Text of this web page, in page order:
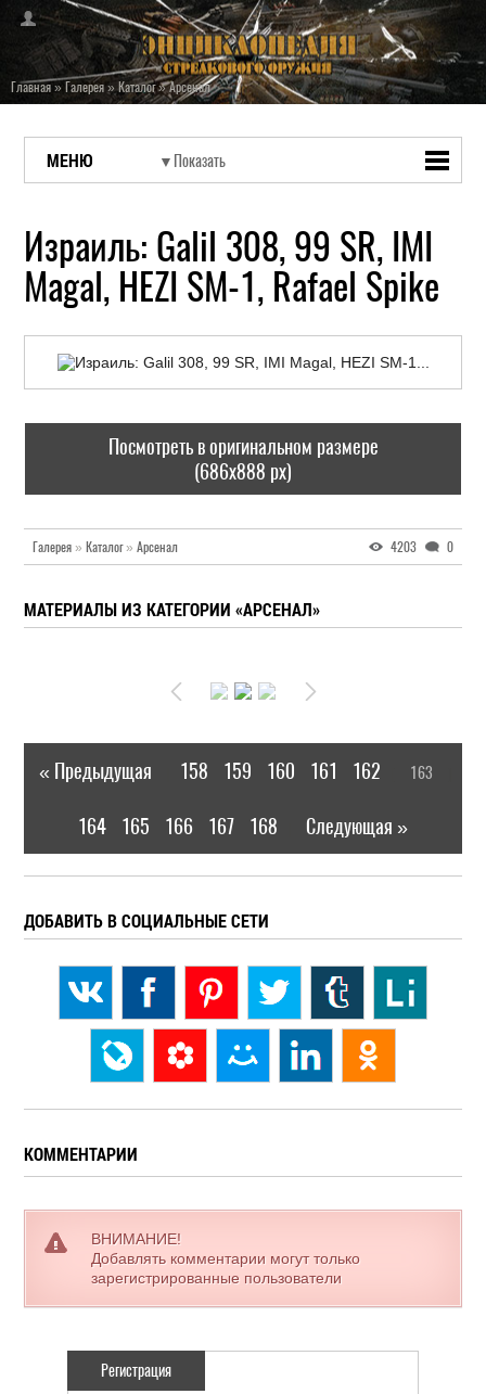
Главная»Галерея»Каталог»Арсенал
МЕНЮ
Израиль: Galil 308, 99 SR, IMI
Magal, HEZI SM-1, Rafael Spike
Посмотреть в оригинальном размере
(686x888 px)
Галерея » Каталог» Арсенал 4203 0
МАТЕРИАЛЫ ИЗ КАТЕГОРИИ «АРСЕНАЛ»
« Предыдущая 158 159 160 161 162 163
164 165 166 167 168 Следующая »
ДОБАВИТЬ В СОЦИАЛЬНЫЕ СЕТИ
КОММЕНТАРИИ
ВНИМАНИЕ!
Добавлять комментарии могут только
зарегистрированные пользователи
Регистрация